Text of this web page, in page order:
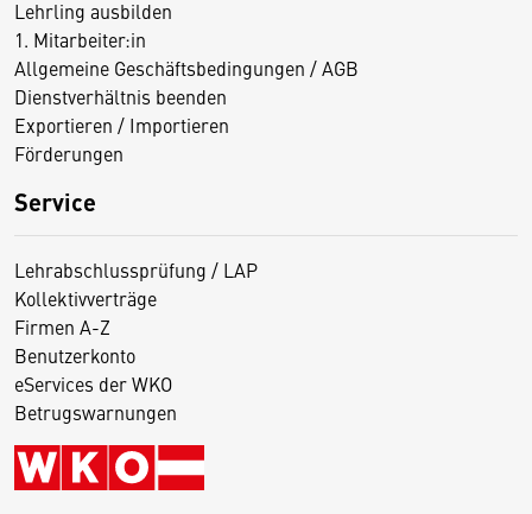
Lehrling ausbilden
1. Mitarbeiter:in
Allgemeine Geschäftsbedingungen / AGB
Dienstverhältnis beenden
Exportieren / Importieren
Förderungen
Service
Lehrabschlussprüfung / LAP
Kollektivverträge
Firmen A-Z
Benutzerkonto
eServices der WKO
Betrugswarnungen